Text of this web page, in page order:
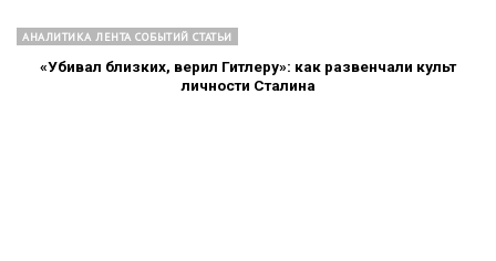
АНАЛИТИКА ЛЕНТА СОБЫТИЙ СТАТЬИ
«Убивал близких, верил Гитлеру»: как развенчали культ
личности Сталина